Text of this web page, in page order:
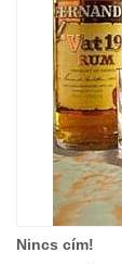
Nincs cím!